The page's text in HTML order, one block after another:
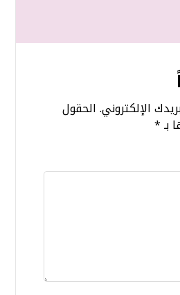
الإلكتروني.الحقول
بـ*